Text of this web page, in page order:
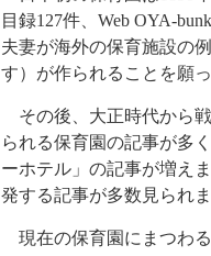
目録127件、 Web OYA‐
夫妻が海外の保育施設の
す）が作られることを願
その後、大正時代から
られる保育園の記事が多
ーホテル」の記事が増え
発する記事が多数見られ
現在の保育園にまつわ